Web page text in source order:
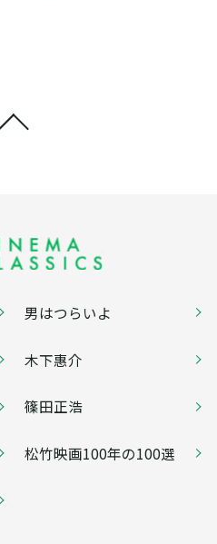
男はつらいよ
木下惠介
篠田正浩
松竹映画100年の100選